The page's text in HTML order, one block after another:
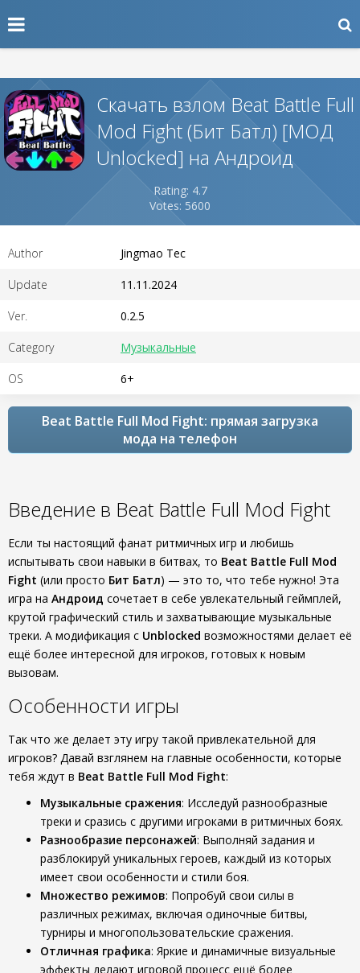
Скачать взлом Beat Battle Full
Mod Fight (Бит Батл) [МОД
Unlocked] на Андроид
Rating: 4.7
Votes: 5600
Author Jingmao Tec
Update 11.11.2024
Ver. 0.2.5
Category Музыкальные
OS 6+
Beat Battle Full Mod Fight: прямая загрузка
мода на телефон
Введение в Beat Battle Full Mod Fight
Если ты настоящий фанат ритмичных игр и любишь
испытывать свои навыки в битвах, то Beat Battle Full Mod
Fight (или просто Бит Батл) — это то, что тебе нужно! Эта
игра на Андроид сочетает в себе увлекательный геймплей,
крутой графический стиль и захватывающие музыкальные
треки. А модификация с Unblocked возможностями делает её
ещё более интересной для игроков, готовых к новым
вызовам.
Особенности игры
Так что же делает эту игру такой привлекательной для
игроков? Давай взглянем на главные особенности, которые
тебя ждут в Beat Battle Full Mod Fight:
Музыкальные сражения: Исследуй разнообразные
треки и сразись с другими игроками в ритмичных боях.
Разнообразие персонажей: Выполняй задания и
разблокируй уникальных героев, каждый из которых
имеет свои особенности и стили боя.
Множество режимов: Попробуй свои силы в
различных режимах, включая одиночные битвы,
турниры и многопользовательские сражения.
Отличная графика: Яркие и динамичные визуальные
эффекты делают игровой процесс ещё более